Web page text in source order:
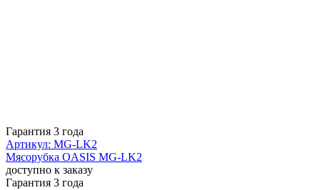
Гарантия 3 года
Артикул: MG-LK2
Мясорубка OASIS MG-LK2
доступно к заказу
Гарантия 3 года